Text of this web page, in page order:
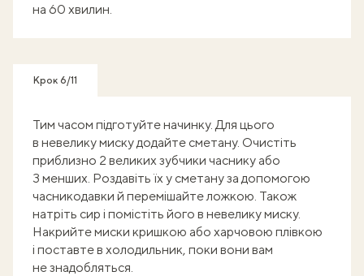
на 60 хвилин.
Крок 6/11
Тим часом підготуйте начинку. Для цього
в невелику миску додайте сметану. Очистіть
приблизно 2 великих зубчики часнику або
3 менших. Роздавіть їх у сметану за допомогою
часникодавки й перемішайте ложкою. Також
натріть сир і помістіть його в невелику миску.
Накрийте миски кришкою або харчовою плівкою
і поставте в холодильник, поки вони вам
не знадобляться.